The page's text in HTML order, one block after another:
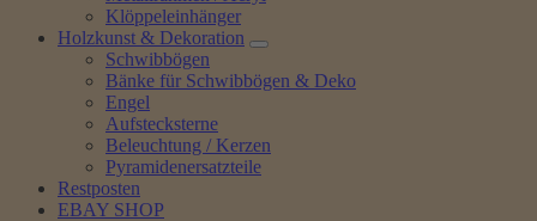
Klöppeleinhänger
Holzkunst & Dekoration
Schwibbögen
Bänke für Schwibbögen & Deko
Engel
Aufstecksterne
Beleuchtung / Kerzen
Pyramidenersatzteile
Restposten
EBAY SHOP